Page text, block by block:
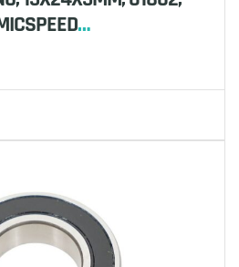
(1 PCS)